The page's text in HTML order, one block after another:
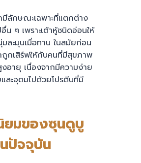
มีลักษณะเฉพาะที่แตกต่าง
น ๆ เพราะเต้าหู้ชนิดอ่อนให้
ละมุนเมื่อทาน ในสมัยก่อน
ถูกเสิร์ฟให้กับคนที่มีสุขภาพ
อายุ เนื่องจากมีความง่าย
ละอุดมไปด้วยโปรตีนที่มี
ยมของซุนดูบู
ปัจจุบัน